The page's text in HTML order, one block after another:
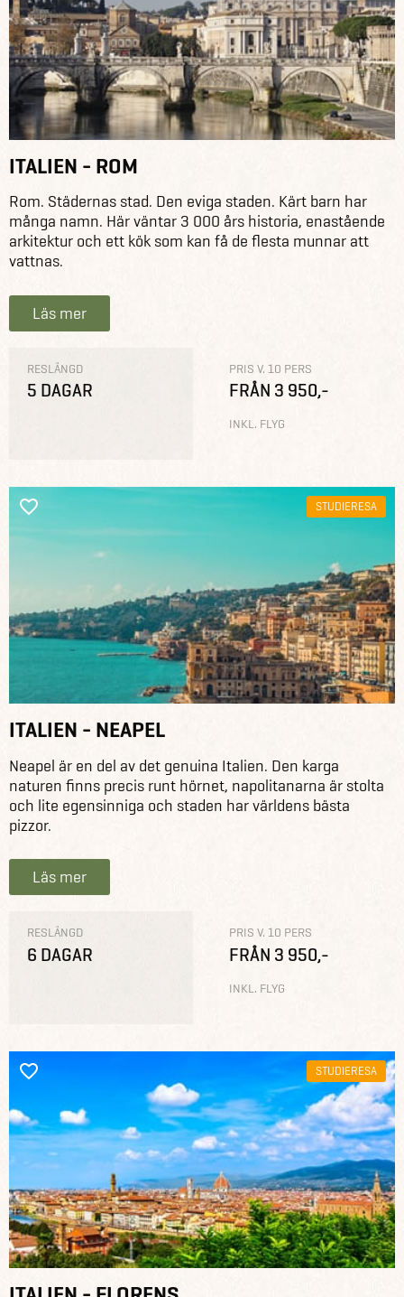
ITALIEN - ROM
Rom. Städernas stad. Den eviga staden. Kärt barn har
många namn. Här väntar 3 000 års historia, enastående
arkitektur och ett kök som kan få de flesta munnar att
vattnas.
Läs mer
RESLÄNGD
5 DAGAR
PRIS V. 10 PERS
FRÅN 3 950,-
INKL. FLYG
STUDIERESA
ITALIEN - NEAPEL
Neapel är en del av det genuina Italien. Den karga
naturen finns precis runt hörnet, napolitanarna är stolta
och lite egensinniga och staden har världens bästa
pizzor.
Läs mer
RESLÄNGD
6 DAGAR
PRIS V. 10 PERS
FRÅN 3 950,-
INKL. FLYG
STUDIERESA